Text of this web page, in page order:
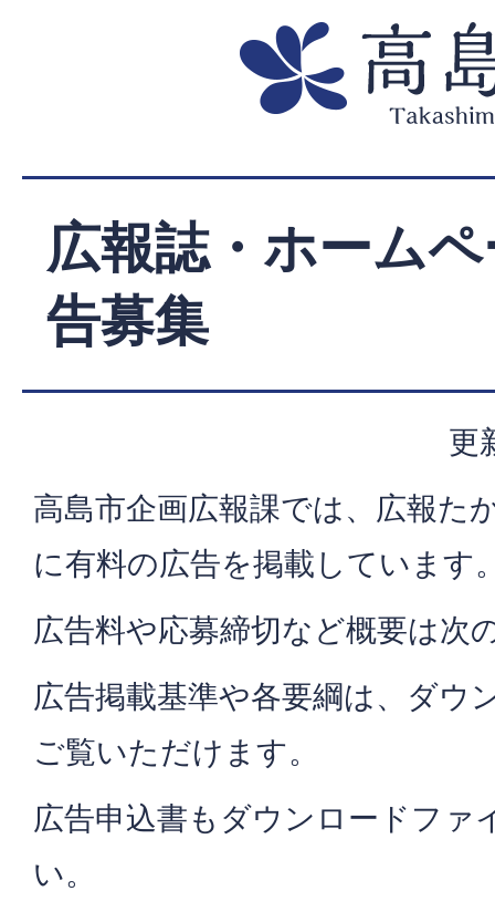
広報誌・ホーム
告募集
更
高島市企画広報課では、広報た
に有料の広告を掲載しています
広告料や応募締切など概要は次
広告掲載基準や各要綱は、ダウ
ご覧いただけます。
広告申込書もダウンロードファ
い。